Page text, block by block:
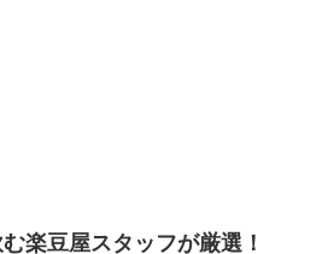
楽豆屋スタッフが厳選！